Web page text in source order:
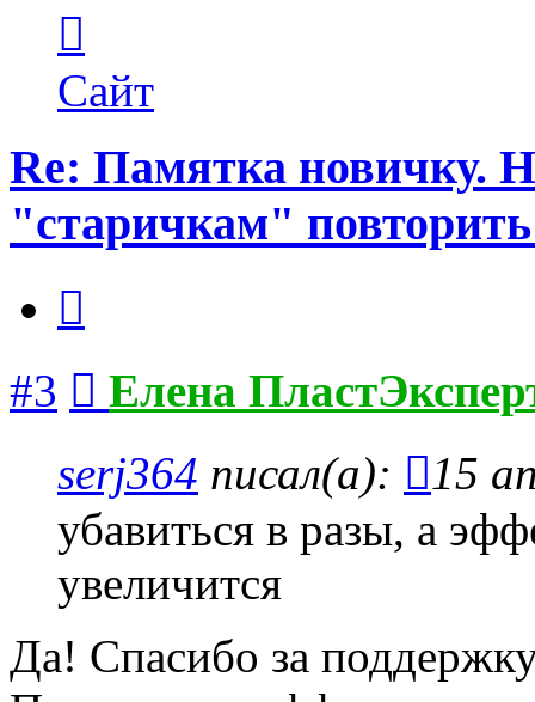
пользователя
Елена
ПластЭксперт
Сайт
Re: Памятка новичку.
"старичкам"
#3
Елена
serj364 писал(а):
15
убавиться в разы, а
увеличится
Да! Спасибо за